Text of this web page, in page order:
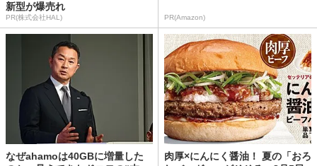
新型が爆売れ
PR(株式会社HAL) PR(Amazon)
なぜahamoは40GBに増量した
肉厚×にんにく醤油！ 夏の「おろ